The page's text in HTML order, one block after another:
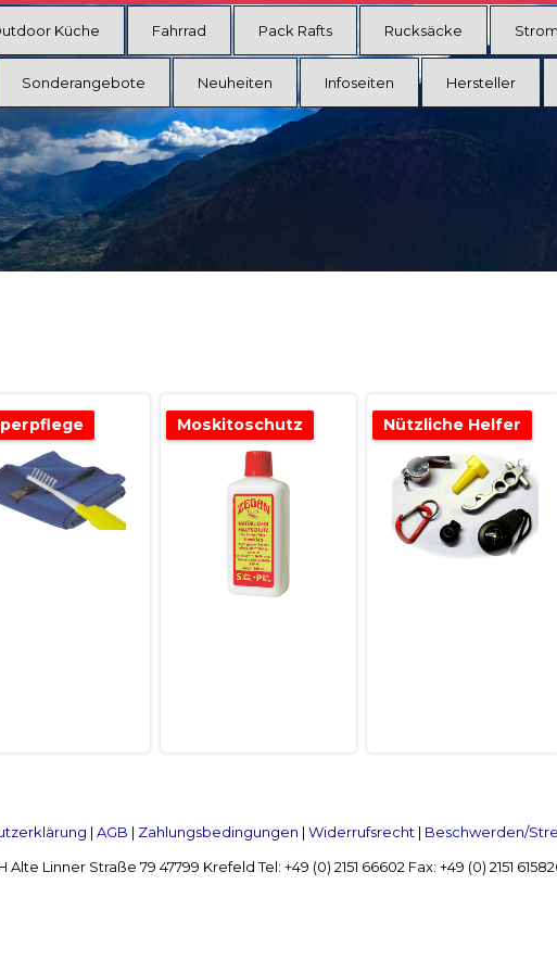
Küche Fahrrad Pack Rafts Rucksäcke
Sonderangebote Neuheiten Infoseiten Hersteller
Moskitoschutz Nützliche Helfer
| AGB | Zahlungsbedingungen | Widerrufsrecht | Beschwerden/
Linner Straße 79 47799 Krefeld Tel: +49 (0) 2151 66602 Fax: +49 (0) 2151